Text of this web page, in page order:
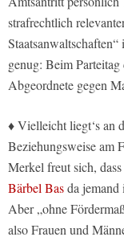
strafrechtlich
genug: Beim
Abgeordnete gegen
♦ Vielleicht liegt‘s an
Beziehungsweise am
Merkel freut sich,
Bärbel Basda
Aber „ohne
also Frauen und